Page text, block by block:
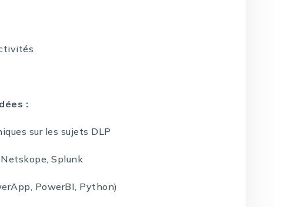
:
sur les sujets DLP
Splunk
PowerBI, Python)